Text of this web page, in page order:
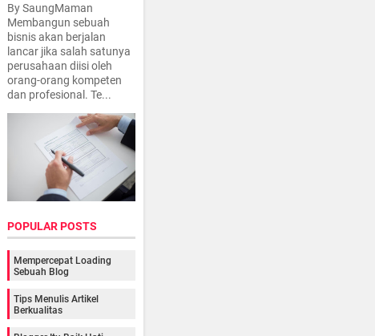
By SaungMaman
Membangun sebuah
bisnis akan berjalan
lancar jika salah satunya
perusahaan diisi oleh
orang-orang kompeten
dan profesional. Te...
POPULAR POSTS
Mempercepat Loading
Sebuah Blog
Tips Menulis Artikel
Berkualitas